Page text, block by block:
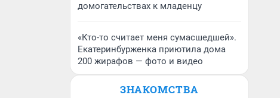
домогательствах к младенцу
«Кто-то считает меня сумасшедшей».
Екатеринбурженка приютила дома
200 жирафов — фото и видео
ЗНАКОМСТВА